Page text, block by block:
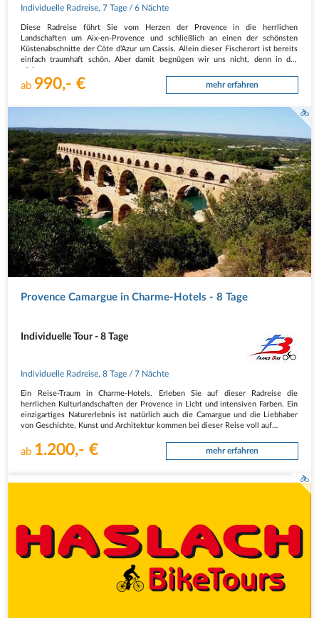
Individuelle Radreise,7 Tage / 6 Nächte
Diese Radreise führt Sie vom Herzen der Provence in die herrlichen
Landschaften um Aix-en-Provence und schließlich an einen der schönsten
Küstenabschnitte der Côte d’Azur um Cassis. Allein dieser Fischerort ist bereits
einfach traumhaft schön. Aber damit begnügen wir uns nicht, denn in der
ab 990,- € mehr erfahren
Provence Camargue in Charme-Hotels - 8 Tage
Individuelle Tour - 8 Tage
Individuelle Radreise,8 Tage/ 7 Nächte
Ein Reise-Traum in Charme-Hotels. Erleben Sie auf dieser Radreise die
herrlichen Kulturlandschaften der Provence in Licht und intensiven Farben. Ein
einzigartiges Naturerlebnis ist natürlich auch die Camargue und die Liebhaber
von Geschichte, Kunst und Architektur kommen bei dieser Reise voll auf…
ab 1.200,- € mehr erfahren